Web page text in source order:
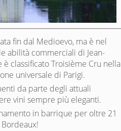
fin dal Medioevo, ma è nel
abilità commerciali di Jean-
classificato Troisième Cru nella
universale di Parigi.
da parte degli attuali
vini sempre più eleganti.
in barrique per oltre 21